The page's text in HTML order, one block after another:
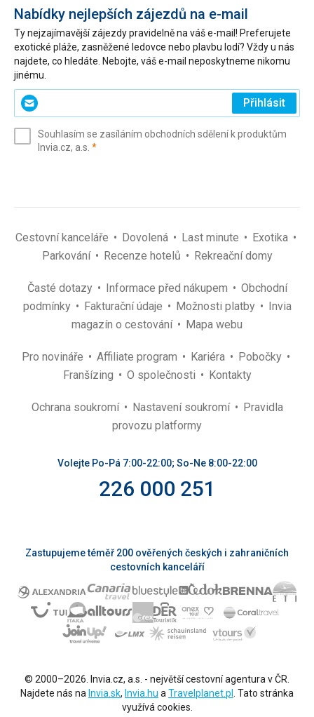
Nabídky nejlepších zájezdů na e-mail
Ty nejzajímavější zájezdy pravidelně na váš e-mail! Preferujete
exotické pláže, zasněžené ledovce nebo plavbu lodí? Vždy u nás
najdete, co hledáte. Nebojte, váš e-mail neposkytneme nikomu
jinému.
Zadejte
svůj
(povinné)
Přihlásit
Souhlasím se zasíláním obchodních sdělení k produktům
Invia.cz, a.s. *(povinné)
Cestovní kanceláře Dovolená Last minute
Exotika
Parkování
Recenze hotelů Rekreační domy
Časté dotazy Informace před nákupem
Obchodní
podmínky
Fakturační údaje Možnosti platby
Invia
magazín o cestování
Mapa webu
Pro novináře Affiliate program Kariéra
Pobočky
Franšízing
O společnosti Kontakty
Ochrana soukromí Nastavení soukromí
Pravidla
provozu platformy
Volejte Po-Pá 7:00-22:00; So-Ne 8:00-22:00
226 000 251
Zastupujeme téměř 200 ověřených českých i zahraničních
cestovních kanceláří
© 2000–2026. Invia.cz, a.s. - největší cestovní agentura v ČR.
Najdete nás na Invia.sk, Invia.hu a Travelplanet.pl . Tato stránka
využívá cookies.